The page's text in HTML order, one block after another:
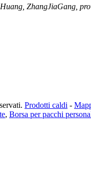
ZhangJiaGang,
Prodotti caldi -
, Borsa per pacchi